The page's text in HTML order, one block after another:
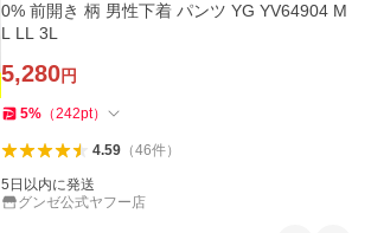
0% 前開き 柄 男性下着 パンツ YG YV64904 M
L LL 3L
5,280円
5% （242pt）
4.59（46件）
5日以内に発送
グンゼ公式ヤフー店